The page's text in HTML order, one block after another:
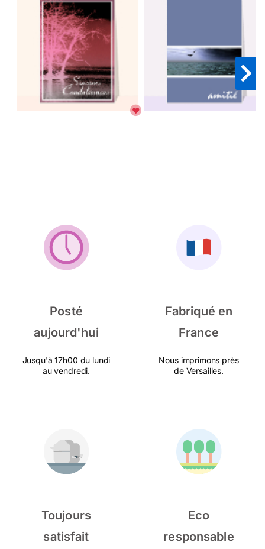
Posté
aujourd'hui
Jusqu'à 17h00 du lundi
au vendredi.
Fabriqué en
France
Nous imprimons près
de Versailles.
Toujours
satisfait
Eco
responsable